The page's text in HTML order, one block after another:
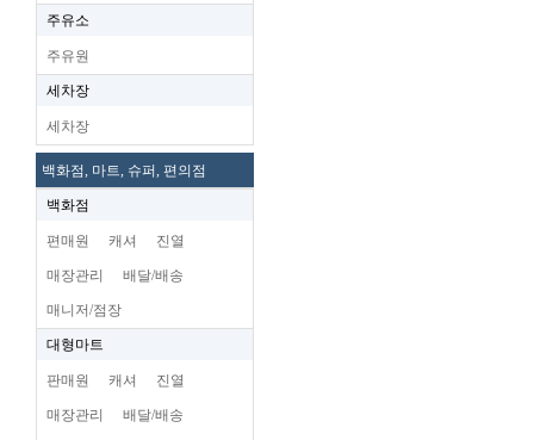
주유소
주유원
세차장
세차장
백화점, 마트, 슈퍼, 편의점
백화점
편매원 캐셔 진열
매장관리 배달/배송
매니저/점장
대형마트
판매원 캐셔 진열
매장관리 배달/배송